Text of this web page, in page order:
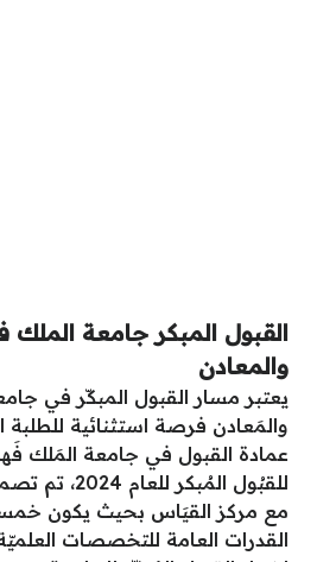
القبول المبكر جامعة الملك
والمعادن
يعتبر مسار القبول المبكّر في
والمَعادن فرصة استثنائية للطلبة
عمادة القبول في جامعة المَلك
للقبُول المُبكر
مع مركز القيَاس بحيث يكون
القدرات العامة للتخصصات